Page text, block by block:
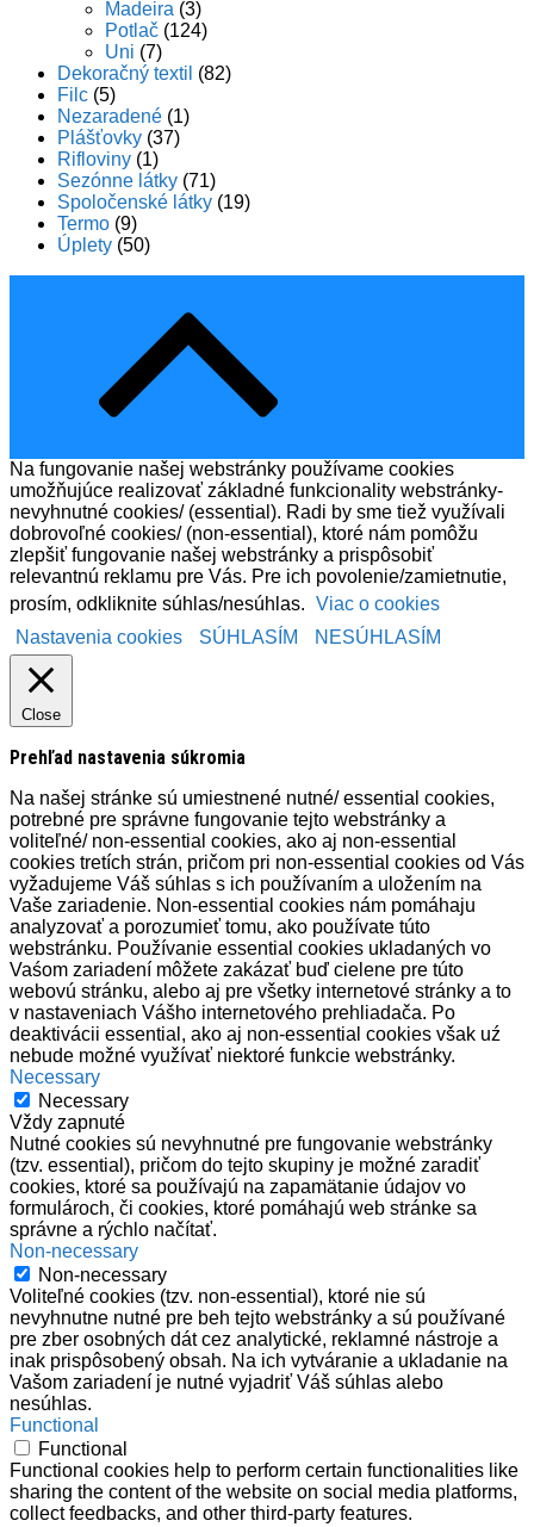
Madeira (3)
Potlač (124)
Uni (7)
Dekoračný textil (82)
Filc (5)
Nezaradené (1)
Plášťovky (37)
Rifloviny (1)
Sezónne látky (71)
Spoločenské látky (19)
Termo (9)
Úplety (50)
Na fungovanie našej webstránky používame cookies
umožňujúce realizovať základné funkcionality webstránky-
nevyhnutné cookies/ (essential). Radi by sme tiež využívali
dobrovoľné cookies/ (non-essential), ktoré nám pomôžu
zlepšiť fungovanie našej webstránky a prispôsobiť
relevantnú reklamu pre Vás. Pre ich povolenie/zamietnutie,
prosím, odkliknite súhlas/nesúhlas. Viac o cookies
Nastavenia cookies
SÚHLASÍM NESÚHLASÍM
Close
Prehľad nastavenia súkromia
Na našej stránke sú umiestnené nutné/ essential cookies,
potrebné pre správne fungovanie tejto webstránky a
voliteľné/ non-essential cookies, ako aj non-essential
cookies tretích strán, pričom pri non-essential cookies od Vás
vyžadujeme Váš súhlas s ich používaním a uložením na
Vaše zariadenie. Non-essential cookies nám pomáhaju
analyzovať a porozumieť tomu, ako používate túto
webstránku. Používanie essential cookies ukladaných vo
Vaśom zariadení môžete zakázať buď cielene pre túto
webovú stránku, alebo aj pre všetky internetové stránky a to
v nastaveniach Vášho internetového prehliadača. Po
deaktivácii essential, ako aj non-essential cookies však uź
nebude možné využívať niektoré funkcie webstránky.
Necessary
Necessary
Vždy zapnuté
Nutné cookies sú nevyhnutné pre fungovanie webstránky
(tzv. essential), pričom do tejto skupiny je možné zaradiť
cookies, ktoré sa používajú na zapamätanie údajov vo
formulároch, či cookies, ktoré pomáhajú web stránke sa
správne a rýchlo načítať.
Non-necessary
Non-necessary
Voliteľné cookies (tzv. non-essential), ktoré nie sú
nevyhnutne nutné pre beh tejto webstránky a sú používané
pre zber osobných dát cez analytické, reklamné nástroje a
inak prispôsobený obsah. Na ich vytváranie a ukladanie na
Vašom zariadení je nutné vyjadriť Váš súhlas alebo
nesúhlas.
Functional
Functional
Functional cookies help to perform certain functionalities like
sharing the content of the website on social media platforms,
collect feedbacks, and other third-party features.